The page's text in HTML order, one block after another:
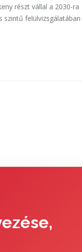
részt vállal a 2030-ra
felülvizsgálatában